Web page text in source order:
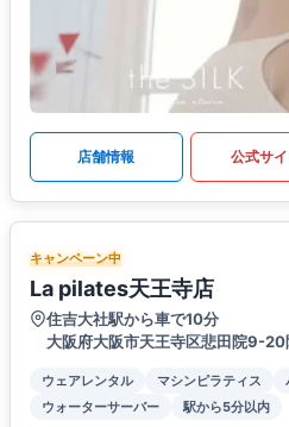
店舗情報 公式サイ
キャンペーン中
La pilates天王寺店
住吉大社駅から車で10分
大阪府大阪市天王寺区悲田院9-
ウェアレンタル マシンピラティス
ウォーターサーバー
駅から5分以内